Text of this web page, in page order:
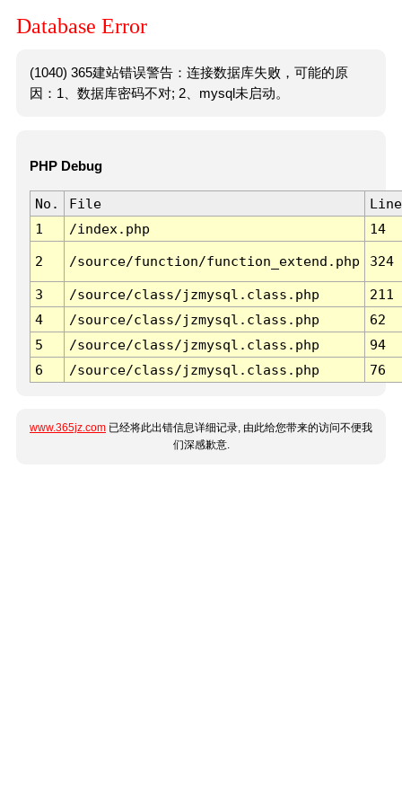
Database Error
(1040) 365建站错误警告：连接数据库失败，可能的原
因：1、数据库密码不对; 2、mysql未启动。
PHP Debug
No. File
Line
1
/index.php 14
2 /source/function/function_extend.php 324
3 /source/class/jzmysql.class.php
211
4
/source/class/jzmysql.class.php
62
5
/source/class/jzmysql.class.php
94
6
/source/class/jzmysql.class.php 76
www.365jz.com 已经将此出错信息详细记录, 由此给您带来的访问不便我
们深感歉意.